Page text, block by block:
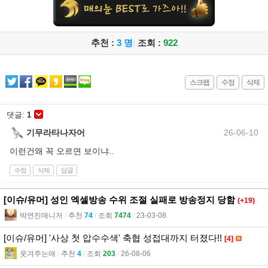
추천 : 3 명 조회 : 922
스크랩 수정 삭제
댓글: 1
기무라타나자어
26-06-10
이런건왜 꼭 오르면 보이냐..
수정 삭제 답글
[이슈/유머] 성인 엑셀방송 수위 조절 실패로 방송정지 당함 (+19)
박연진매니저 l 추천 74 l 조회 7474 l 23-03-08
[이슈/유머] '사상 첫 압수수색' 축협 성접대까지 터졌다!! [4]
웃겨주는매 l 추천 4 l 조회 203 l 26-08-06